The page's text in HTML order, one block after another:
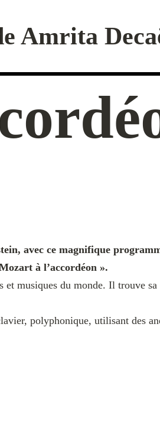
Amrita
avec ce magnifique
à l’accordéon ».
musiques du monde. Il trouve
polyphonique, utilisant des